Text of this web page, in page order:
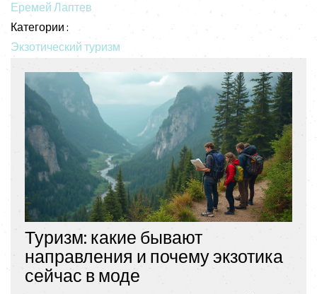
Еремей Лаптев
Категории :
Экзотический туризм
Туризм: какие бывают
направления и почему экзотика
сейчас в моде